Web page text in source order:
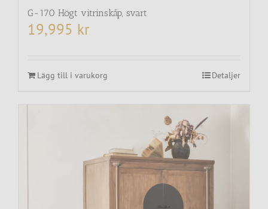
G-170 Högt vitrinskåp, svart
19,995 kr
Lägg till i varukorg Detaljer